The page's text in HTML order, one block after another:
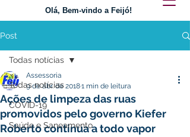
Olá, Bem-vindo a Feijó!
Post
Todas notícias
COVID-19
Saúde e Saneamento
Todas notícias
Ações de limpeza das ruas
promovidos pelo governo Kiefer
Roberto continua a todo vapor
Assessoria
9 de abr. de 20181 min de leitura